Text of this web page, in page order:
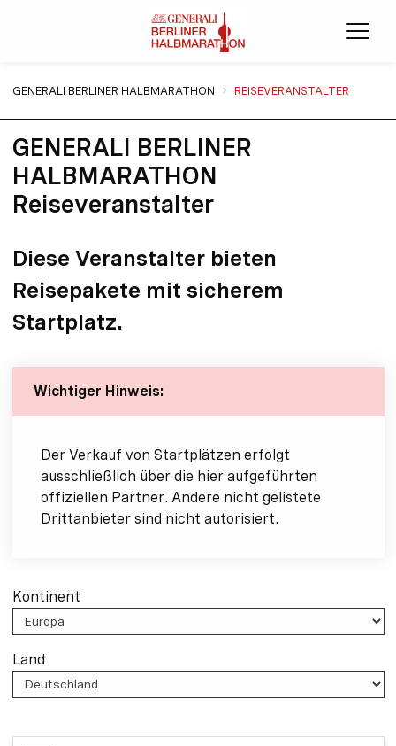
GENERALI BERLINER HALBMARATHON REISEVERANSTALTER
GENERALI BERLINER
HALBMARATHON
Reiseveranstalter
Diese Veranstalter bieten
Reisepakete mit sicherem
Startplatz.
Wichtiger Hinweis:
Der Verkauf von Startplätzen erfolgt
ausschließlich über die hier aufgeführten
offiziellen Partner. Andere nicht gelistete
Drittanbieter sind nicht autorisiert.
Kontinent
Land